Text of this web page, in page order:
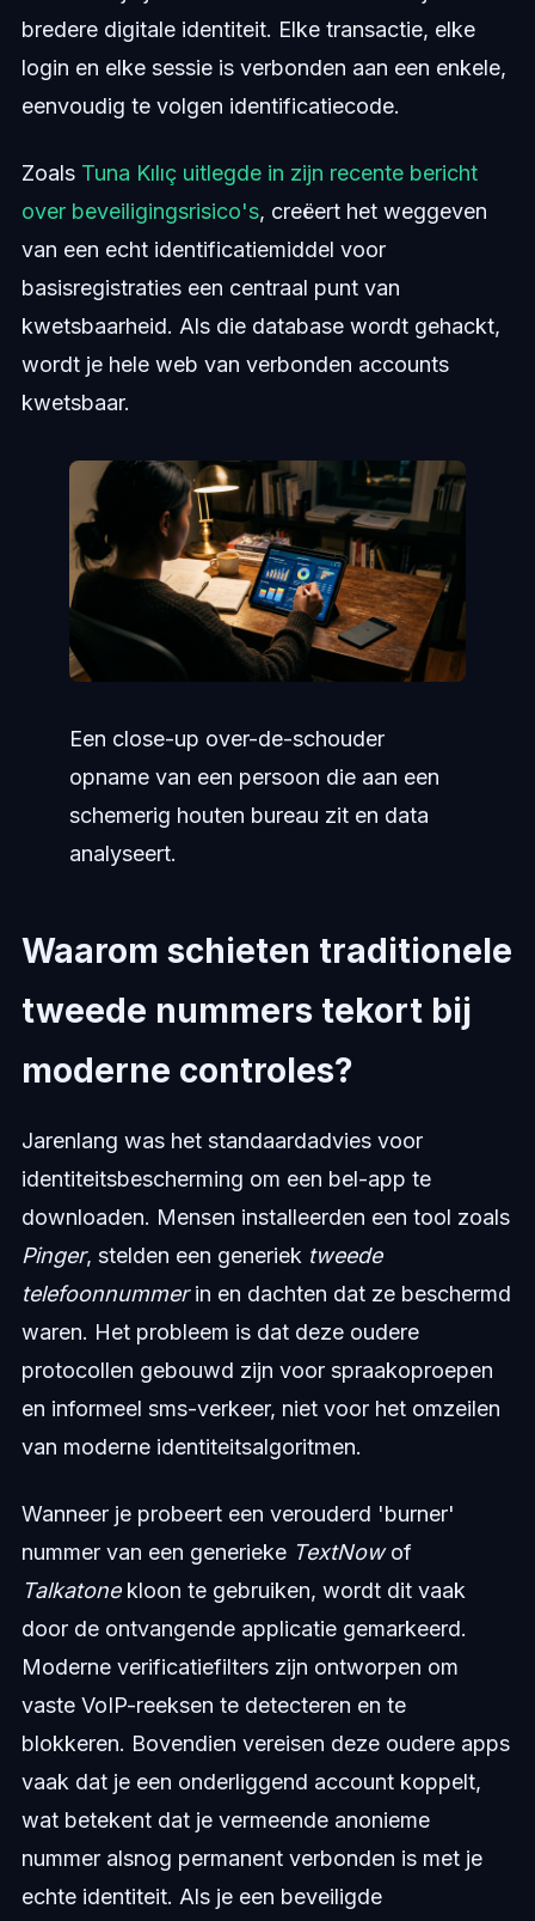
bredere digitale identiteit. Elke transactie, elke
login en elke sessie is verbonden aan een enkele,
eenvoudig te volgen identificatiecode.
Zoals Tuna Kılıç uitlegde in zijn recente bericht
over beveiligingsrisico's, creëert het weggeven
van een echt identificatiemiddel voor
basisregistraties een centraal punt van
kwetsbaarheid. Als die database wordt gehackt,
wordt je hele web van verbonden accounts
kwetsbaar.
Een close-up over-de-schouder
opname van een persoon die aan een
schemerig houten bureau zit en data
analyseert.
Waarom schieten traditionele
tweede nummers tekort bij
moderne controles?
Jarenlang was het standaardadvies voor
identiteitsbescherming om een bel-app te
downloaden. Mensen installeerden een tool zoals
Pinger, stelden een generiek tweede
telefoonnummerin en dachten dat ze beschermd
waren. Het probleem is dat deze oudere
protocollen gebouwd zijn voor spraakoproepen
en informeel sms-verkeer, niet voor het omzeilen
van moderne identiteitsalgoritmen.
Wanneer je probeert een verouderd 'burner'
nummer van een generieke TextNowof
Talkatonekloon te gebruiken, wordt dit vaak
door de ontvangende applicatie gemarkeerd.
Moderne verificatiefilters zijn ontworpen om
vaste VoIP-reeksen te detecteren en te
blokkeren. Bovendien vereisen deze oudere apps
vaak dat je een onderliggend account koppelt,
wat betekent dat je vermeende anonieme
nummer alsnog permanent verbonden is met je
echte identiteit. Als je een beveiligde